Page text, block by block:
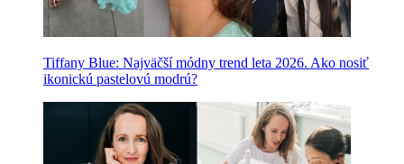
Tiffany Blue: Najväčší módny trend leta 2026. Ako nosiť
ikonickú pastelovú modrú?